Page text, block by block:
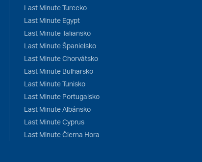
Last Minute Turecko
Last Minute Egypt
Last Minute Taliansko
Last Minute Španielsko
Last Minute Chorvátsko
Last Minute Bulharsko
Last Minute Tunisko
Last Minute Portugalsko
Last Minute Albánsko
Last Minute Cyprus
Last Minute Čierna Hora